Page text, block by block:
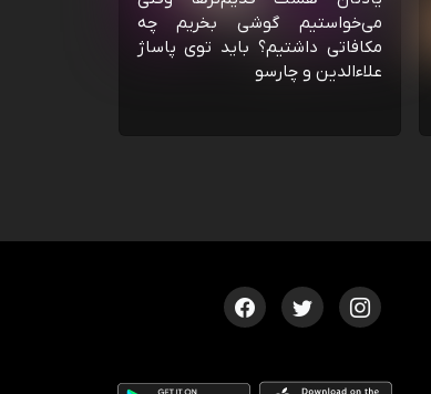
می‌خواستیم گوشی بخریم چه
مکافاتی داشتیم؟ باید توی پاساژ
علاءالدین و چارسو